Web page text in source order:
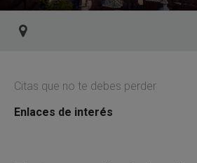
Citas que no te debes perder
Enlaces de interés